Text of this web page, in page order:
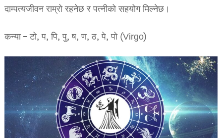
दाम्पत्यजीवन राम्रो रहनेछ र पत्नीको सहयोग मिल्नेछ।
कन्या – टो, प, पि, पु, ष, ण, ठ, पे, पो (Virgo)